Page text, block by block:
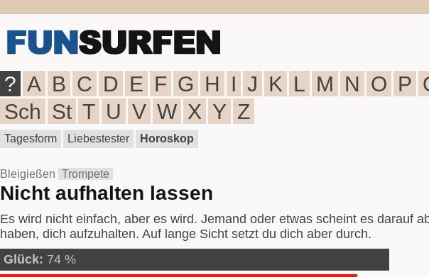
? A B C D E F G H I J K L M N O P
Sch St T U V W X Y Z
Tagesform Liebestester Horoskop
Bleigießen Trompete
Nicht aufhalten lassen
Es wird nicht einfach, aber es wird. Jemand oder etwas scheint es darauf
haben, dich aufzuhalten. Auf lange Sicht setzt du dich aber durch.
Glück: 74 %